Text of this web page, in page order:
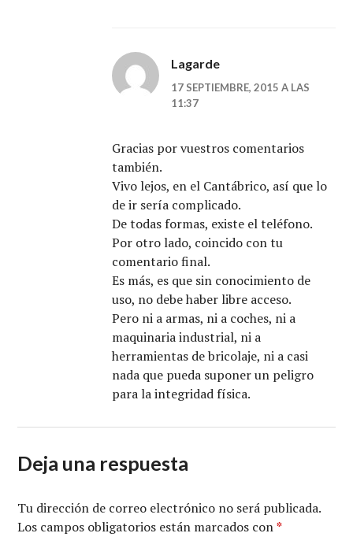
Lagarde
17 SEPTIEMBRE, 2015 A LAS
11:37
Gracias por vuestros comentarios
también.
Vivo lejos, en el Cantábrico, así que lo
de ir sería complicado.
De todas formas, existe el teléfono.
Por otro lado, coincido con tu
comentario final.
Es más, es que sin conocimiento de
uso, no debe haber libre acceso.
Pero ni a armas, ni a coches, ni a
maquinaria industrial, ni a
herramientas de bricolaje, ni a casi
nada que pueda suponer un peligro
para la integridad física.
Deja una respuesta
Tu dirección de correo electrónico no será publicada.
Los campos obligatorios están marcados con*